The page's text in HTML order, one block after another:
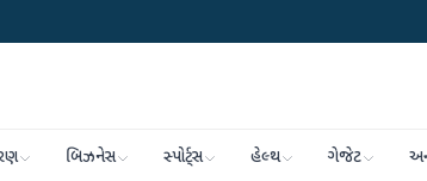
બિઝનેસ સ્પોર્ટ્સ હેલ્થ ગેજેટ